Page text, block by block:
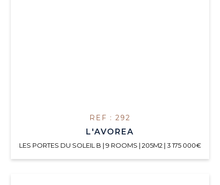
REF : 292
L'AVOREA
LES PORTES DU SOLEIL B | 9 ROOMS | 205M2 | 3 175 000€